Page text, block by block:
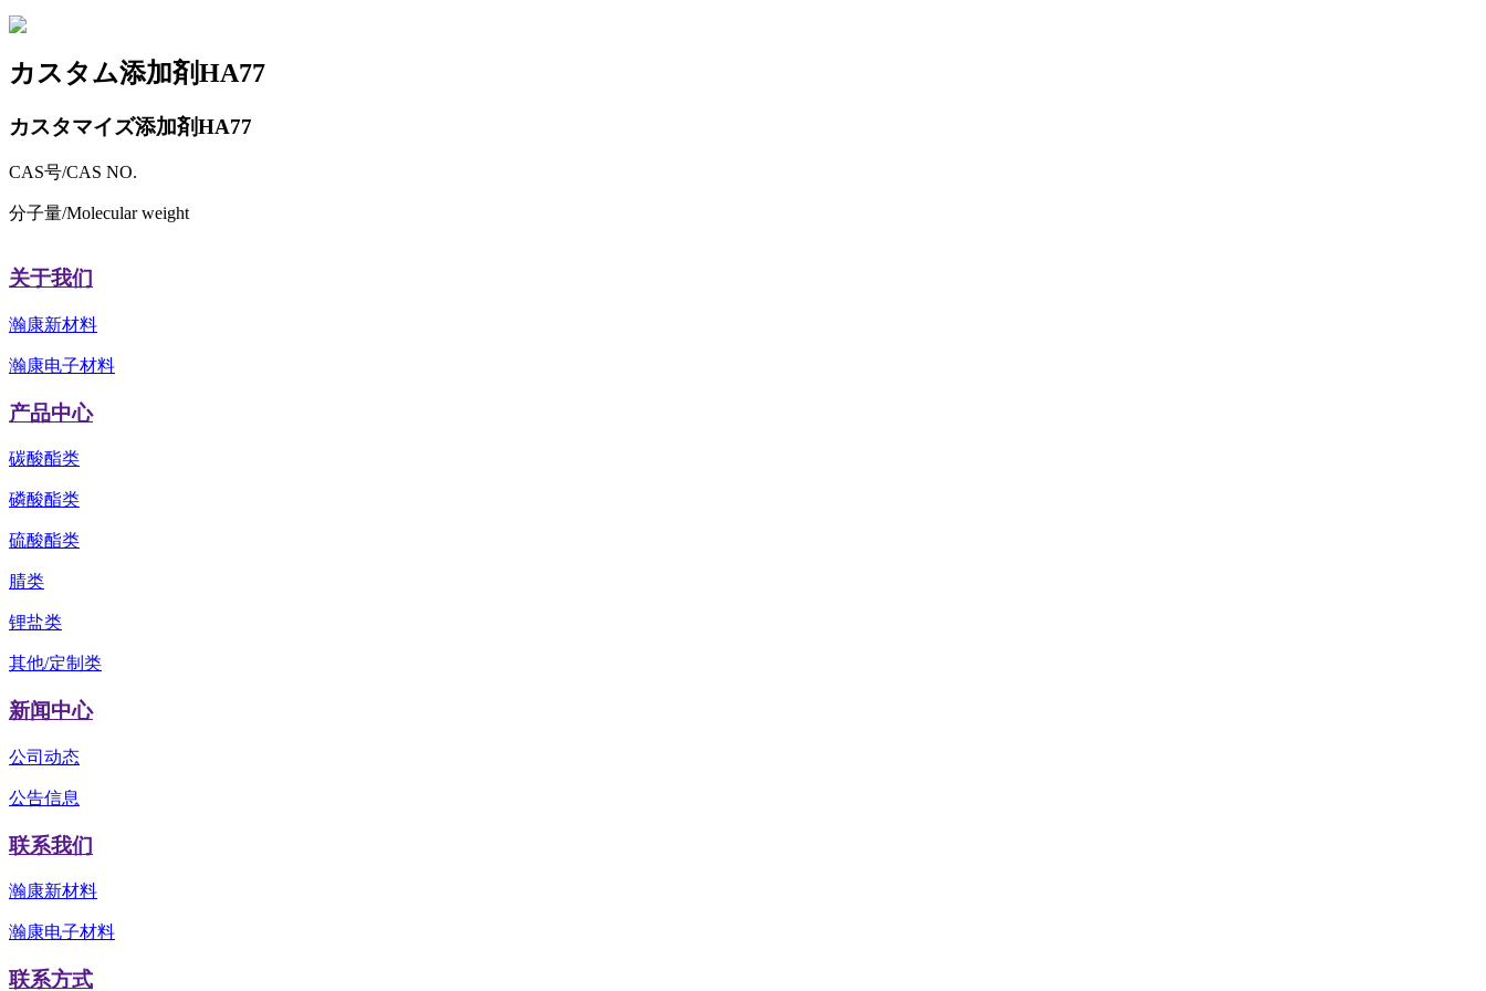
カスタム添加剤HA77
カスタマイズ添加剤HA77
CAS号/CAS NO.
分子量/Molecular weight
关于我们
瀚康新材料
瀚康电子材料
产品中心
碳酸酯类
磷酸酯类
硫酸酯类
腈类
锂盐类
其他/定制类
新闻中心
公司动态
公告信息
联系我们
瀚康新材料
瀚康电子材料
联系方式